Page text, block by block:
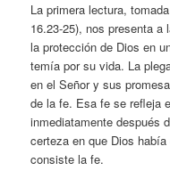
La primera lectura,
16.23-25), nos presenta a
la protección de Dios en
temía por su vida. La
en el Señor y sus
de la fe. Esa fe se refleja
inmediatamente después
certeza en que Dios
consiste la fe.